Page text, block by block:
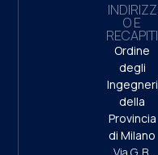
INDIRIZZ
O E
RECAPITI
Ordine
degli
Ingegneri
della
Provincia
di Milano